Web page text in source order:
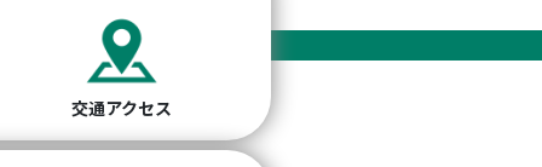
交通アクセス